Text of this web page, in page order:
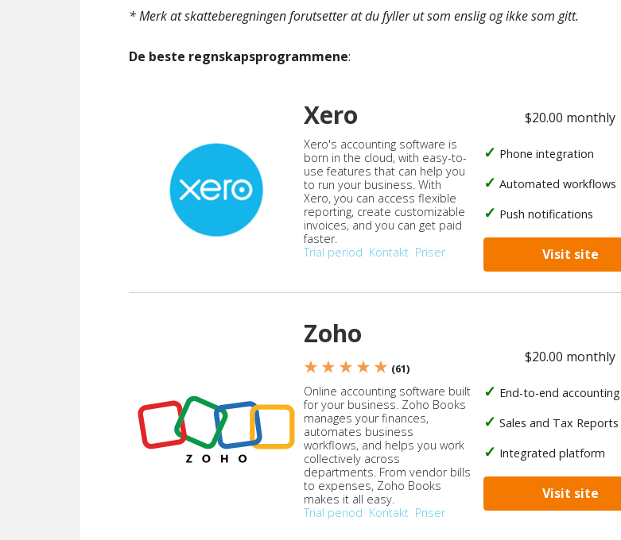
* Merk at skatteberegningen forutsetter at du fyller ut som enslig og ikke som gitt.
De beste regnskapsprogrammene:
Xero
Xero's accounting software is
born in the cloud, with easy-to-
use features that can help you
to run your business. With
Xero, you can access flexible
reporting, create customizable
invoices, and you can get paid
faster.
Trial period Kontakt Priser
$20.00 monthly
Phone integration
Automated workflows
Push notifications
Visit site
Zoho
★ ★ ★ ★ ★ (61)
Online accounting software built
for your business. Zoho Books
manages your finances,
automates business
workflows, and helps you work
collectively across
departments. From vendor bills
to expenses, Zoho Books
makes it all easy.
Trial period Kontakt Priser
$20.00 monthly
End-to-end accounting
Sales and Tax Reports
Integrated platform
Visit site